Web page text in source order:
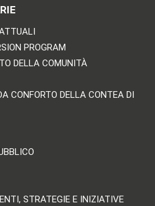
PROGRAM
DELLA COMUNITÀ
CONFORTO DELLA CONTEA DI
STRATEGIE E INIZIATIVE